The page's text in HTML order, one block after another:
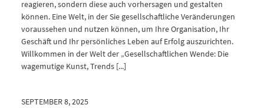
reagieren, sondern diese auch vorhersagen und gestalten
können. Eine Welt, in der Sie gesellschaftliche Veränderungen
voraussehen und nutzen können, um Ihre Organisation, Ihr
Geschäft und Ihr persönliches Leben auf Erfolg auszurichten.
Willkommen in der Welt der „Gesellschaftlichen Wende: Die
wagemutige Kunst, Trends [...]
SEPTEMBER 8, 2025